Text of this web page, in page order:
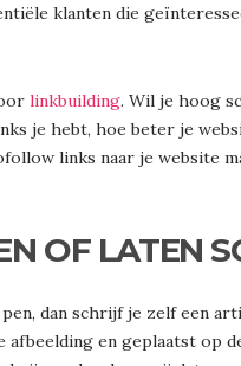
klanten die
linkbuilding. Wil je hoog
je hebt, hoe beter je
links naar je website
OF LATEN
dan schrijf je zelf een
afbeelding en geplaatst op